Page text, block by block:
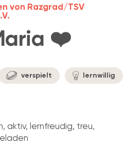
❤️
von Razgrad/TSV
verspielt lernwillig
aktiv, lernfreudig, treu,